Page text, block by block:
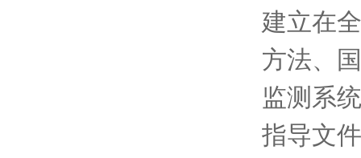
建立在
方法、
监测系
指导文